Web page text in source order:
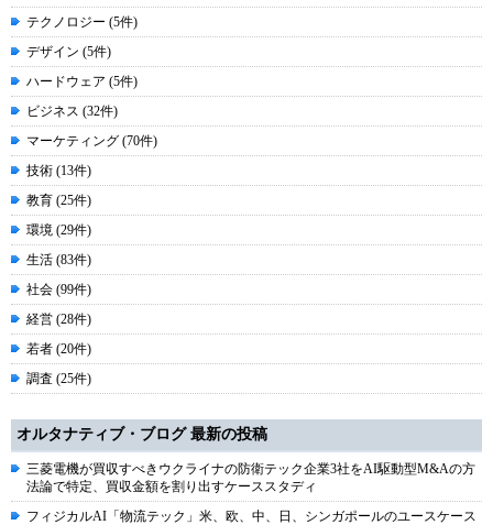
テクノロジー (5件)
デザイン (5件)
ハードウェア (5件)
ビジネス (32件)
マーケティング (70件)
技術 (13件)
教育 (25件)
環境 (29件)
生活 (83件)
社会 (99件)
経営 (28件)
若者 (20件)
調査 (25件)
オルタナティブ・ブログ 最新の投稿
三菱電機が買収すべきウクライナの防衛テック企業3社をAI駆動型M&Aの方
法論で特定、買収金額を割り出すケーススタディ
フィジカルAI「物流テック」米、欧、中、日、シンガポールのユースケース